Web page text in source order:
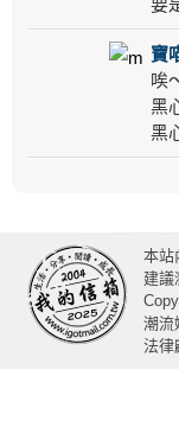
寶
唉
黑
黑
本站
建議
潮流
法律